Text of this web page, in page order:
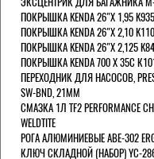
ПОКРЫШКА KENDA 26"Х 1,95
ПОКРЫШКА KENDA 26"Х 2,10
ПОКРЫШКА KENDA 26"Х 2,125
ПОКРЫШКА KENDA 700 Х 35С
ПЕРЕХОДНИК ДЛЯ НАСОСОВ,
SW-BND, 21ММ
СМАЗКА 1Л TF2 PERFORMANCE
WELDTITE
РОГА АЛЮМИНИЕВЫЕ ABE-302
КЛЮЧ СКЛАДНОЙ (НАБОР) YC-